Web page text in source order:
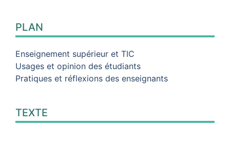
PLAN
Enseignement supérieur et TIC
Usages et opinion des étudiants
Pratiques et réflexions des enseignants
TEXTE